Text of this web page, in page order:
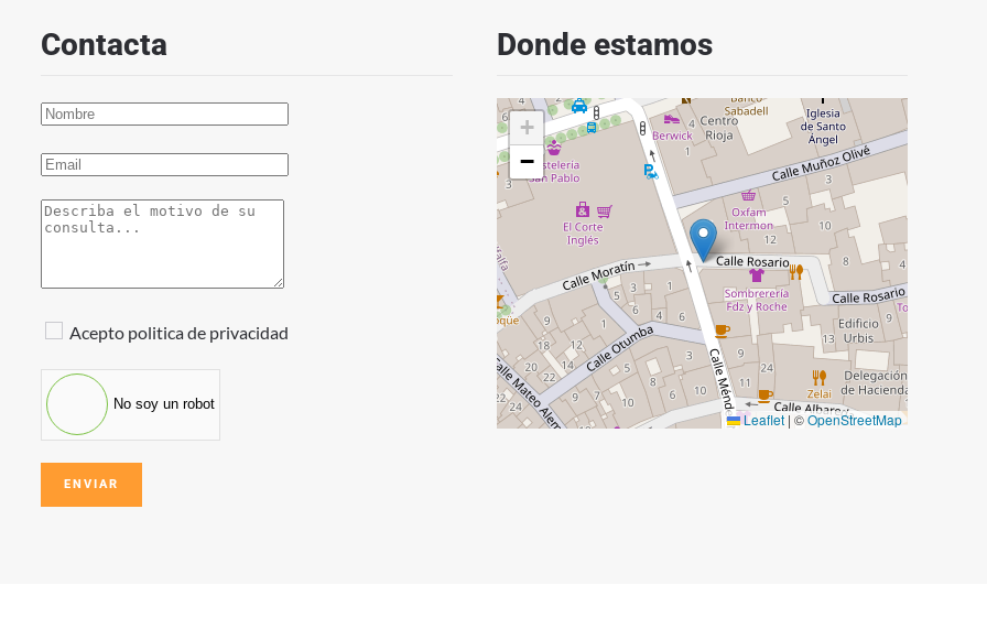
Contacta
Acepto politica de privacidad
No soy un robot
ENVIAR
Donde estamos
+
−
Leaflet | ©OpenStreetMap